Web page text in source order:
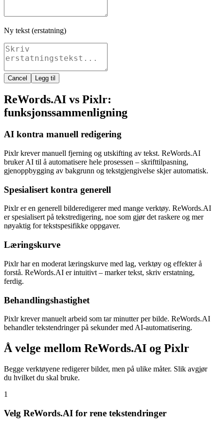
Ny tekst (erstatning)
Cancel Legg til
ReWords.AI vs Pixlr:
funksjonssammenligning
AI kontra manuell redigering
Pixlr krever manuell fjerning og utskifting av tekst. ReWords.AI
bruker AI til å automatisere hele prosessen – skrifttilpasning,
gjenoppbygging av bakgrunn og tekstgjengivelse skjer automatisk.
Spesialisert kontra generell
Pixlr er en generell bilderedigerer med mange verktøy. ReWords.AI
er spesialisert på tekstredigering, noe som gjør det raskere og mer
nøyaktig for tekstspesifikke oppgaver.
Læringskurve
Pixlr har en moderat læringskurve med lag, verktøy og effekter å
forstå. ReWords.AI er intuitivt – marker tekst, skriv erstatning,
ferdig.
Behandlingshastighet
Pixlr krever manuelt arbeid som tar minutter per bilde. ReWords.AI
behandler tekstendringer på sekunder med AI-automatisering.
Å velge mellom ReWords.AI og Pixlr
Begge verktøyene redigerer bilder, men på ulike måter. Slik avgjør
du hvilket du skal bruke.
1
Velg ReWords.AI for rene tekstendringer